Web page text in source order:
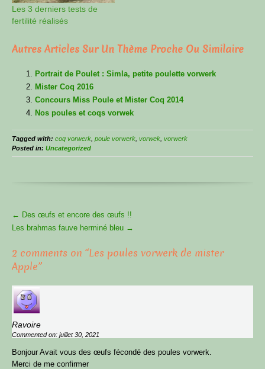
Les 3 derniers tests de
fertilité réalisés
Autres Articles Sur Un Thème Proche Ou Similaire
Portrait de Poulet : Simla, petite poulette vorwerk
Mister Coq 2016
Concours Miss Poule et Mister Coq 2014
Nos poules et coqs vorwek
Tagged with: coq vorwerk poule vorwerk vorwek vorwerk
Posted in: Uncategorized
More
Articles
← Des œufs et encore des œufs !!
Les brahmas fauve herminé bleu →
2 comments on “Les poules vorwerk de mister
Apple”
Ravoire
Commented on: juillet 30, 2021
Bonjour Avait vous des œufs fécondé des poules vorwerk.
Merci de me confirmer